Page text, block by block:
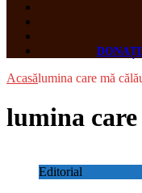
Acasălumina care mă
lumina care
Editorial